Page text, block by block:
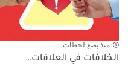
منذ بضع لحظات
الخلافات في العلاقات…